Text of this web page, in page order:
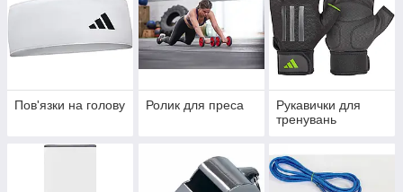
Пов'язки на голову Ролик для преса
Рукавички для
тренувань